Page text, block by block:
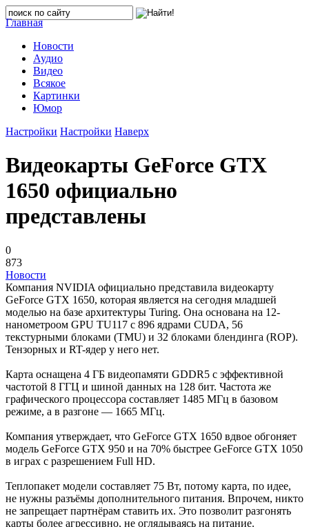
Главная
Новости
Аудио
Видео
Всякое
Картинки
Юмор
Настройки Настройки Наверх
Видеокарты GeForce GTX
1650 официально
представлены
0
873
Новости
Компания NVIDIA официально представила видеокарту
GeForce GTX 1650, которая является на сегодня младшей
моделью на базе архитектуры Turing. Она основана на 12-
нанометроом GPU TU117 с 896 ядрами CUDA, 56
текстурными блоками (TMU) и 32 блоками блендинга (ROP).
Тензорных и RT-ядер у него нет.
Карта оснащена 4 ГБ видеопамяти GDDR5 с эффективной
частотой 8 ГГЦ и шиной данных на 128 бит. Частота же
графического процессора составляет 1485 МГц в базовом
режиме, а в разгоне — 1665 МГц.
Компания утверждает, что GeForce GTX 1650 вдвое обгоняет
модель GeForce GTX 950 и на 70% быстрее GeForce GTX 1050
в играх с разрешением Full HD.
Теплопакет модели составляет 75 Вт, потому карта, по идее,
не нужны разъёмы дополнительного питания. Впрочем, никто
не запрещает партнёрам ставить их. Это позволит разгонять
карты более агрессивно, не оглядываясь на питание.